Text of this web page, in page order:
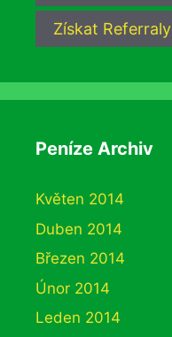
Získat Referraly
Peníze Archiv
Květen 2014
Duben 2014
Březen 2014
Únor 2014
Leden 2014